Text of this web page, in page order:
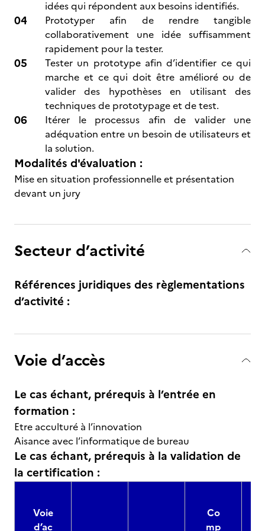
idées qui répondent aux besoins identifiés.
Prototyper afin de rendre tangible
collaborativement une idée suffisamment
rapidement pour la tester.
Tester un prototype afin d’identifier ce qui
marche et ce qui doit être amélioré ou de
valider des hypothèses en utilisant des
techniques de prototypage et de test.
Itérer le processus afin de valider une
adéquation entre un besoin de utilisateurs et
la solution.
Modalités d'évaluation :
Mise en situation professionnelle et présentation
devant un jury
Secteur d’activité
Références juridiques des règlementations
d’activité :
Voie d’accès
Le cas échant, prérequis à l’entrée en
formation :
Etre acculturé à l’innovation
Aisance avec l’informatique de bureau
Le cas échant, prérequis à la validation de
la certification :
Voie
d’ac
Co
mp